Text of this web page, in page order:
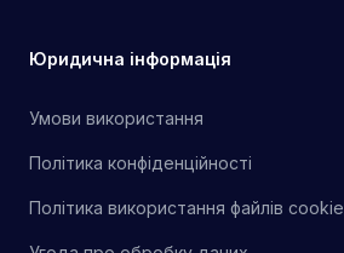
Юридична інформація
Умови використання
Політика конфіденційності
Політика використання файлів cookie